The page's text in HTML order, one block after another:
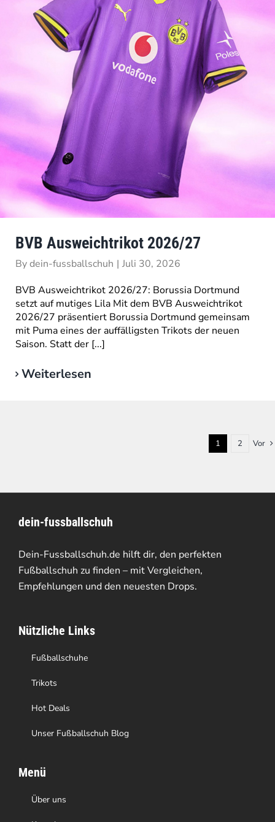
BVB Ausweichtrikot 2026/27
Bydein-fussballschuh | Juli 30, 2026
BVB Ausweichtrikot 2026/27: Borussia Dortmund
setzt auf mutiges Lila Mit dem BVB Ausweichtrikot
2026/27 präsentiert Borussia Dortmund gemeinsam
mit Puma eines der auffälligsten Trikots der neuen
Saison. Statt der [...]
Weiterlesen
1 2 Vor
dein-fussballschuh
Dein-Fussballschuh.de hilft dir, den perfekten
Fußballschuh zu finden – mit Vergleichen,
Empfehlungen und den neuesten Drops.
Nützliche Links
Fußballschuhe
Trikots
Hot Deals
Unser Fußballschuh Blog
Menü
Über uns